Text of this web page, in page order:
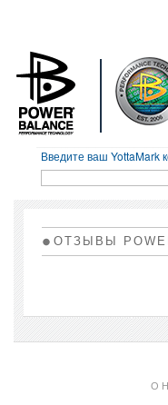
Введите ваш YottaMark
ОТЗЫВЫ
О